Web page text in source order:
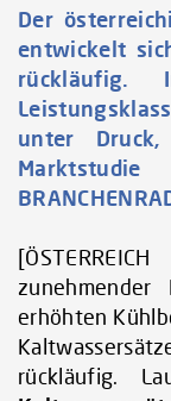
Der
entwickelt
rückläufig.
unter
Marktstudie
erhöhten
rückläufig.